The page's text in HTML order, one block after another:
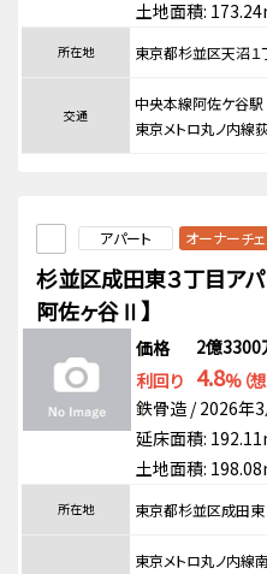
土地面積:
所在地 東京都杉並区天沼１
交通
中央本線阿佐ケ谷
東京メトロ丸ノ内線
アパート オーナーチ
杉並区成田東３丁目アパ
阿佐ヶ谷Ⅱ】
価格
2億3300
利回り 4.8%（想
鉄骨造 / 2026年
延床面積:
土地面積:
所在地 東京都杉並区成田東
東京メトロ丸ノ内線